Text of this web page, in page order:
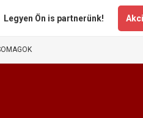
Legyen Ön is partnerünk!